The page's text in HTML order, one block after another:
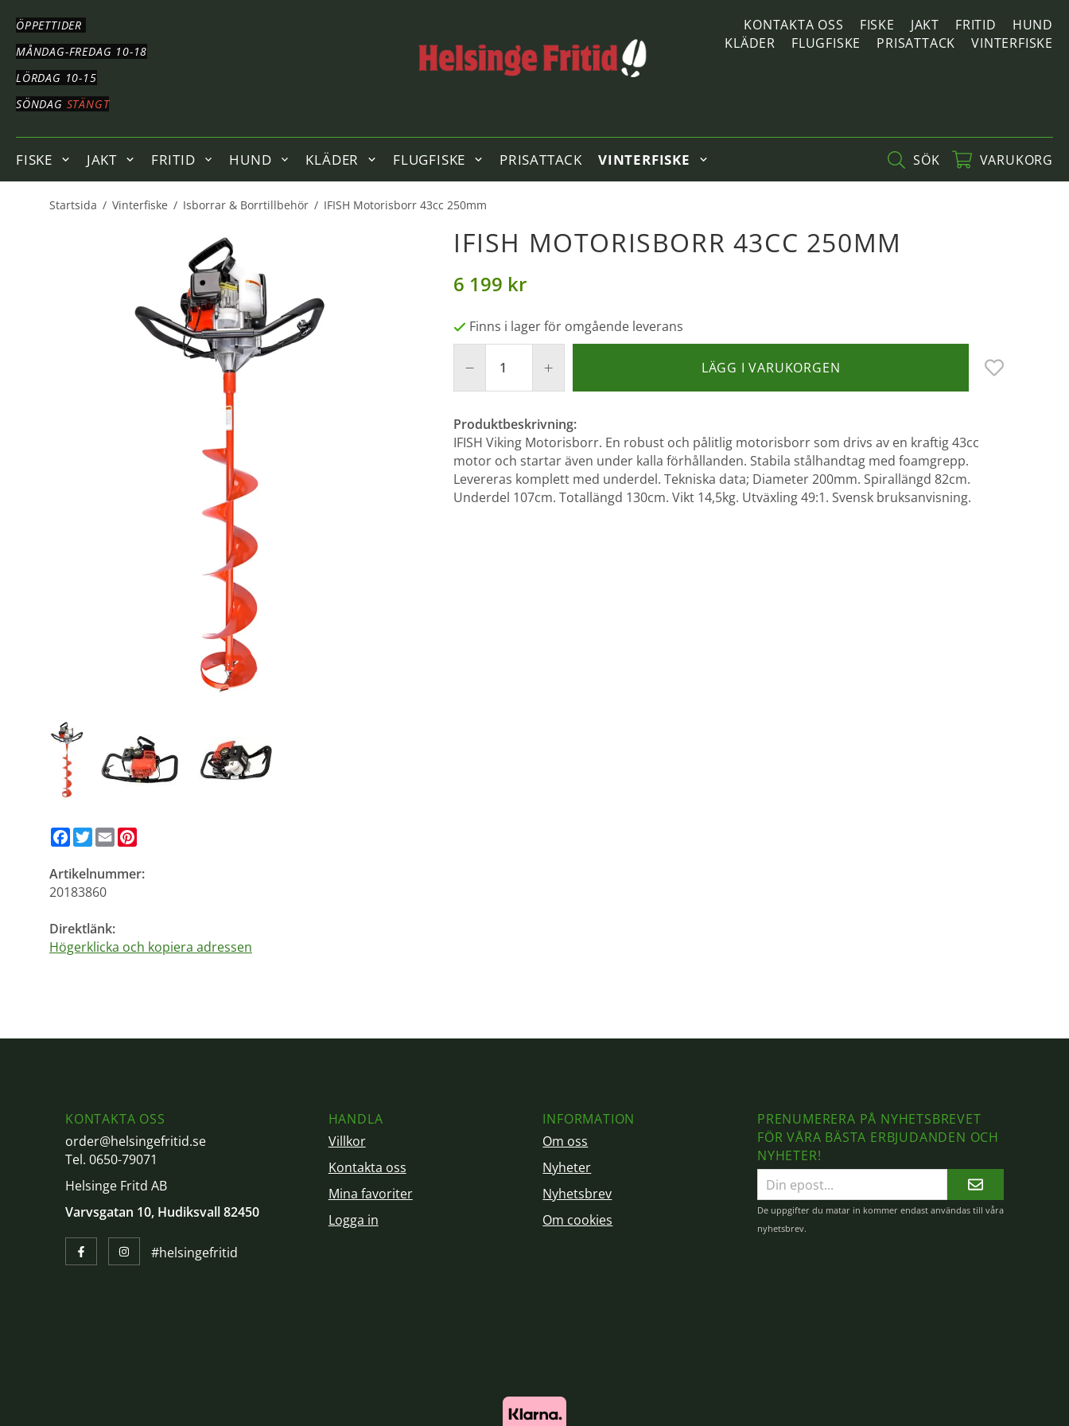
TILL
HUVUDNAVIGERINGHOPPA
TILL
HUVUDINNEHÅLLET
ÖPPETTIDER
MÅNDAG-FREDAG 10-18
LÖRDAG 10-15
SÖNDAG STÄNGT
KONTAKTA OSS FISKE JAKT FRITID
HUND
KLÄDER
FLUGFISKE PRISATTACK VINTERFISKE
FISKE JAKT FRITID HUND KLÄDER FLUGFISKE PRISATTACK VINTERFISKE SÖK VARUKORG
Startsida / Vinterfiske / Isborrar & Borrtillbehör / IFISH Motorisborr 43cc 250mm
IFISH MOTORISBORR 43CC 250MM
6 199 kr
Finns i lager för omgående leverans
LÄGG I VARUKORGEN
Produktbeskrivning:
IFISH Viking Motorisborr. En robust och pålitlig motorisborr som drivs av en kraftig 43cc
motor och startar även under kalla förhållanden. Stabila stålhandtag med foamgrepp.
Levereras komplett med underdel. Tekniska data; Diameter 200mm. Spirallängd 82cm.
Underdel 107cm. Totallängd 130cm. Vikt 14,5kg. Utväxling 49:1. Svensk bruksanvisning.
Facebook
Twitter
Email
Artikelnummer:
20183860
Direktlänk:
Högerklicka och kopiera adressen
KONTAKTA OSS
order@helsingefritid.se
Tel. 0650-79071
Helsinge Fritd AB
Varvsgatan 10, Hudiksvall 82450
#helsingefritid
HANDLA
Villkor
Kontakta oss
Mina favoriter
Logga in
INFORMATION
Om oss
Nyheter
Nyhetsbrev
Om cookies
PRENUMERERA PÅ NYHETSBREVET
FÖR VÅRA BÄSTA ERBJUDANDEN OCH
NYHETER!
E-
postadress
De uppgifter du matar in kommer endast användas till våra
nyhetsbrev.